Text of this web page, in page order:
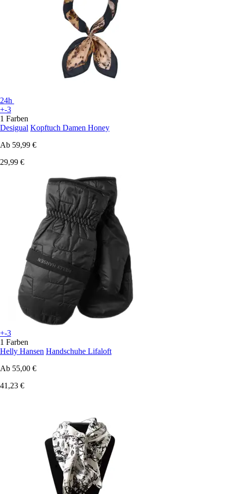
24h
+-3
1 Farben
Desigual Kopftuch Damen Honey
Ab 59,99 €
29,99 €
+-3
1 Farben
Helly Hansen Handschuhe Lifaloft
Ab 55,00 €
41,23 €